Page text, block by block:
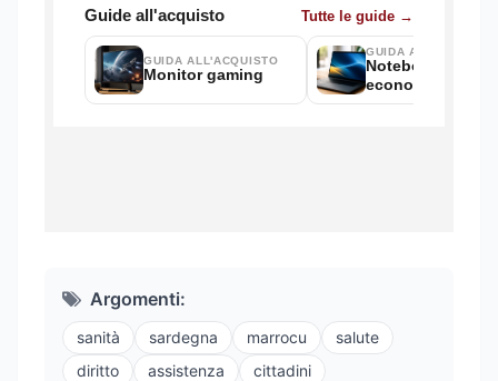
Argomenti:
sanità sardegna marrocu
salute
diritto
assistenza cittadini